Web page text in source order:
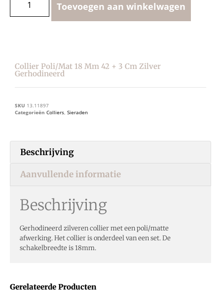
Toevoegen aan winkelwagen
Gerelateerde Producten
Collier Poli/mat 18 Mm 42 + 3 Cm Zilver
Gerhodineerd
SKU 13.11897
Categorieën Colliers, Sieraden
Beschrijving
Aanvullende informatie
Beschrijving
Gerhodineerd zilveren collier met een poli/matte
afwerking. Het collier is onderdeel van een set. De
schakelbreedte is 18mm.